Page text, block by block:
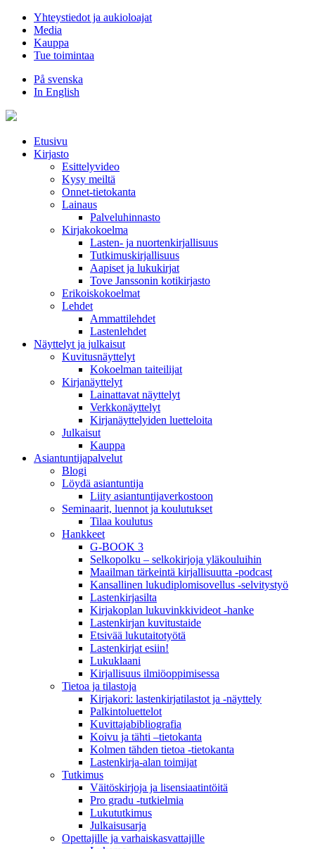
Hyppää
sisältöön
Yhteystiedot ja aukioloajat
Media
Kauppa
Tue toimintaa
På svenska
In English
Etusivu
Kirjasto
Esittelyvideo
Kysy meiltä
Onnet-tietokanta
Lainaus
Palveluhinnasto
Kirjakokoelma
Lasten- ja nuortenkirjallisuus
Tutkimuskirjallisuus
Aapiset ja lukukirjat
Tove Janssonin kotikirjasto
Erikoiskokoelmat
Lehdet
Ammattilehdet
Lastenlehdet
Näyttelyt ja julkaisut
Kuvitusnäyttelyt
Kokoelman taiteilijat
Kirjanäyttelyt
Lainattavat näyttelyt
Verkkonäyttelyt
Kirjanäyttelyiden luetteloita
Julkaisut
Kauppa
Asiantuntija­palvelut
Blogi
Löydä asiantuntija
Liity asiantuntijaverkostoon
Seminaarit, luennot ja koulutukset
Tilaa koulutus
Hankkeet
G-BOOK 3
Selkopolku – selkokirjoja yläkouluihin
Maailman tärkeintä kirjallisuutta -podcast
Kansallinen lukudiplomisovellus -selvitystyö
Lastenkirjasilta
Kirjakoplan lukuvinkkivideot -hanke
Lastenkirjan kuvitustaide
Etsivää lukutaitotyötä
Lastenkirjat esiin!
Lukuklaani
Kirjallisuus ilmiöoppimisessa
Tietoa ja tilastoja
Kirjakori: lastenkirjatilastot ja -näyttely
Palkintoluettelot
Kuvittaja­bibliografia
Koivu ja tähti –tietokanta
Kolmen tähden tietoa -tietokanta
Lastenkirja-alan toimijat
Tutkimus
Väitöskirjoja ja lisensiaatintöitä
Pro gradu -tutkielmia
Lukututkimus
Julkaisusarja
Opettajille ja varhaiskasvattajille